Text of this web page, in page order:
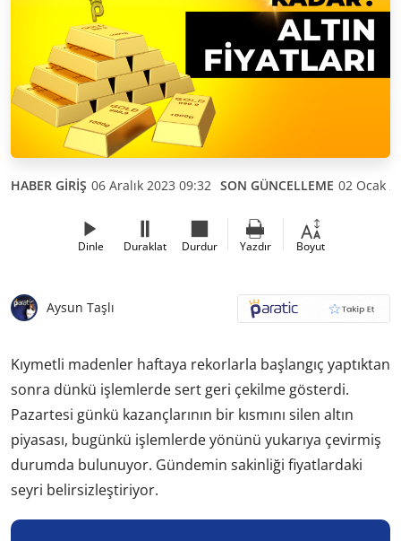
HABER GİRİŞ 06 Aralık 2023 09:32 SON GÜNCELLEME 02 Ocak
Dinle Duraklat Durdur Yazdır Boyut
Aysun Taşlı
Kıymetli madenler haftaya rekorlarla başlangıç yaptıktan
sonra dünkü işlemlerde sert geri çekilme gösterdi.
Pazartesi günkü kazançlarının bir kısmını silen altın
piyasası, bugünkü işlemlerde yönünü yukarıya çevirmiş
durumda bulunuyor. Gündemin sakinliği fiyatlardaki
seyri belirsizleştiriyor.